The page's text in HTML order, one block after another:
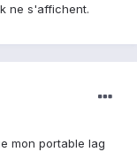
ne s'affichent.
mon portable lag